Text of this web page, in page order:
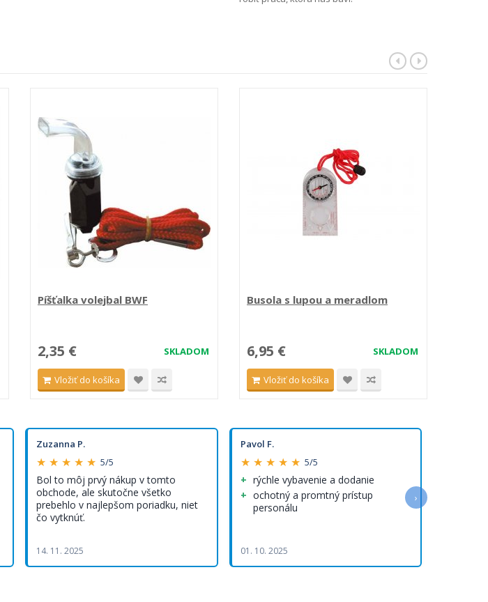
Píšťalka volejbal BWF
SKLADOM
2,35 €
Vložiť do košíka
Busola s lupou a meradlom
SKLADOM
6,95 €
Vložiť do košíka
Zuzanna P.
★ ★ ★ ★ ★ 5/5
Bol to môj prvý nákup v tomto
obchode, ale skutočne všetko
prebehlo v najlepšom poriadku, niet
čo vytknúť.
14. 11. 2025
Pavol F.
★ ★ ★ ★ ★ 5/5
rýchle vybavenie a dodanie
ochotný a promtný prístup
personálu
01. 10. 2025
›